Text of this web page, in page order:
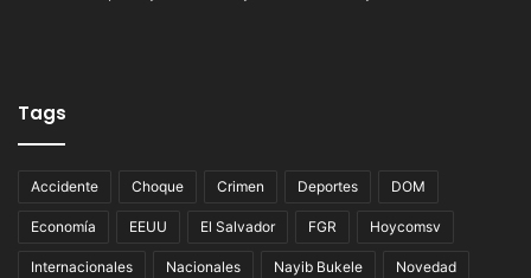
Tags
Accidente Choque Crimen Deportes DOM
Economía EEUU El Salvador FGR Hoycomsv
Internacionales Nacionales Nayib Bukele Novedad